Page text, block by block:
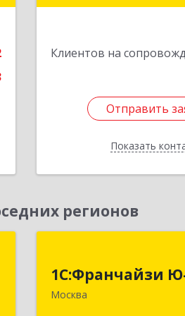
Клиентов на
Отправить
Показать
Отправить
Назад
регионов
1С:Франчайзи
Москва
117149,